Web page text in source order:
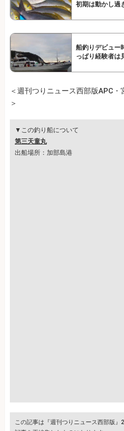
初期は動かし過
船釣りデビュ
っぱり経験者は
＜週刊つりニュース西部版APC・
＞
▼この釣り船について
第三天童丸
出船場所：加部島港
この記事は『週刊つりニュース西部版